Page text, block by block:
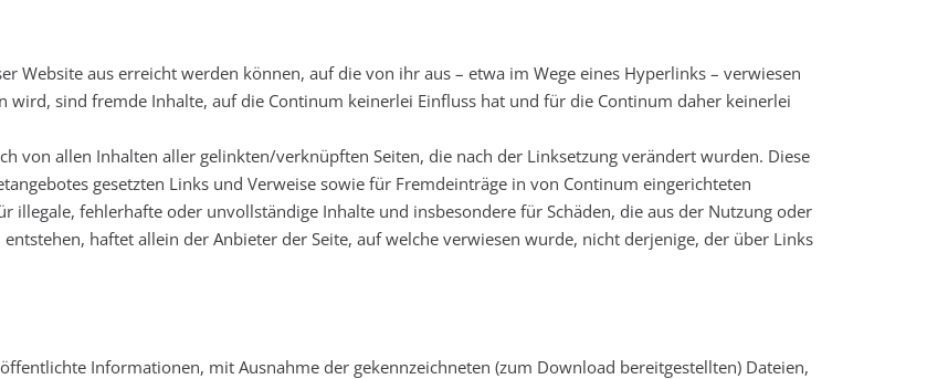
Website aus erreicht werden können, auf die von ihr aus – etwa im Wege eines Hyperlinks – verwiesen
wird, sind fremde Inhalte, auf die Continum keinerlei Einfluss hat und für die Continum daher keinerlei
von allen Inhalten aller gelinkten/verknüpften Seiten, die nach der Linksetzung verändert wurden. Diese
gesetzten Links und Verweise sowie für Fremdeinträge in von Continum eingerichteten
illegale, fehlerhafte oder unvollständige Inhalte und insbesondere für Schäden, die aus der Nutzung oder
haftet allein der Anbieter der Seite, auf welche verwiesen wurde, nicht derjenige, der über Links
Informationen, mit Ausnahme der gekennzeichneten (zum Download bereitgestellten) Dateien,